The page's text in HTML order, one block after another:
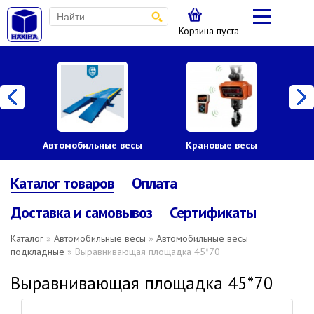
Корзина пуста
Автомобильные весы Крановые весы
Каталог товаров
Оплата
Доставка и самовывоз
Сертификаты
Каталог » Автомобильные весы » Автомобильные весы
подкладные » Выравнивающая площадка 45*70
Выравнивающая площадка 45*70